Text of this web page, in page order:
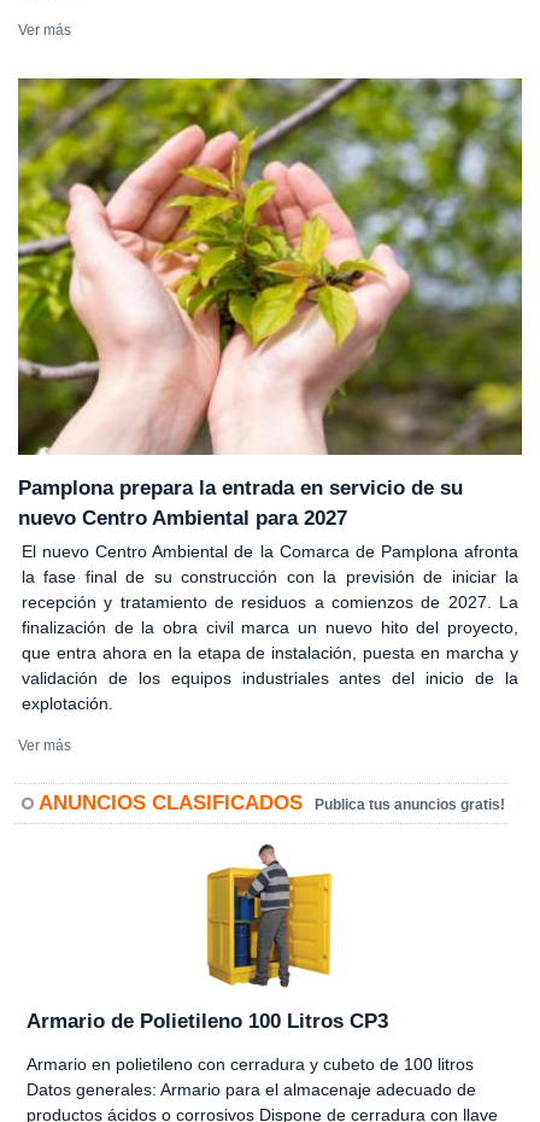
Ver más
Pamplona prepara la entrada en servicio de su
nuevo Centro Ambiental para 2027
El nuevo Centro Ambiental de la Comarca de Pamplona afronta
la fase final de su construcción con la previsión de iniciar la
recepción y tratamiento de residuos a comienzos de 2027. La
finalización de la obra civil marca un nuevo hito del proyecto,
que entra ahora en la etapa de instalación, puesta en marcha y
validación de los equipos industriales antes del inicio de la
explotación.
Ver más
ANUNCIOS CLASIFICADOS Publica tus anuncios gratis!
Armario de Polietileno 100 Litros CP3
Armario en polietileno con cerradura y cubeto de 100 litros
Datos generales: Armario para el almacenaje adecuado de
productos ácidos o corrosivos Dispone de cerradura con llave